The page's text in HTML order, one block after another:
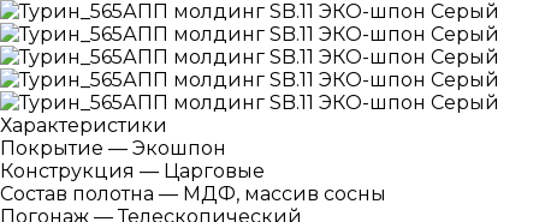
Характеристики
Покрытие — Экошпон
Конструкция — Царговые
Состав полотна — МДФ, массив сосны
Погонаж — Телескопический